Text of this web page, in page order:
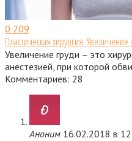
0 209
Пластическая хирургия. Увеличение
Увеличение груди – это
анестезией, при которой
Комментариев: 28
Аноним 16.02.2018 в